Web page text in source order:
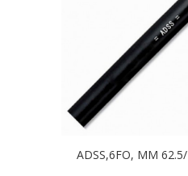
ADSS,6FO, MM